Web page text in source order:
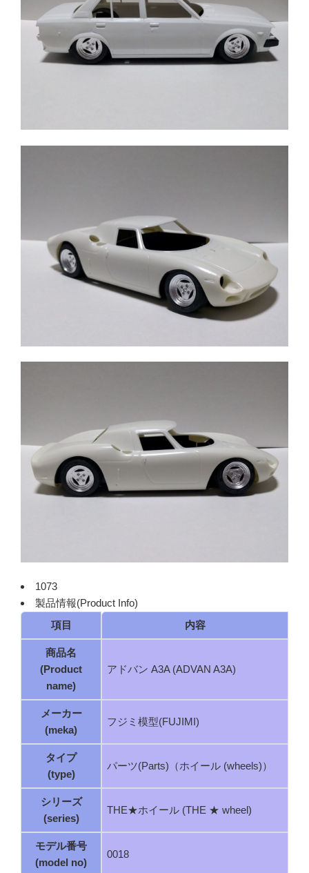
1073
製品情報(Product Info)
項目
内容
商品名
(Product
name)
アドバン A3A (ADVAN A3A)
メーカー
(meka)
フジミ模型(FUJIMI)
タイプ
(type)
パーツ(Parts)（ホイール (wheels)）
シリーズ
(series)
THE★ホイール (THE ★ wheel)
モデル番号
(model no)
0018